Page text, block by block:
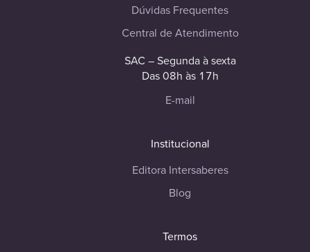
Dúvidas Frequentes
Central de Atendimento
SAC – Segunda à sexta
Das 08h às 17h
E-mail
Institucional
Editora Intersaberes
Blog
Termos